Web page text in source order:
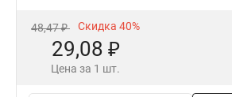
48,47 ₽ Скидка 40%
29,08 ₽
Цена за 1 шт.